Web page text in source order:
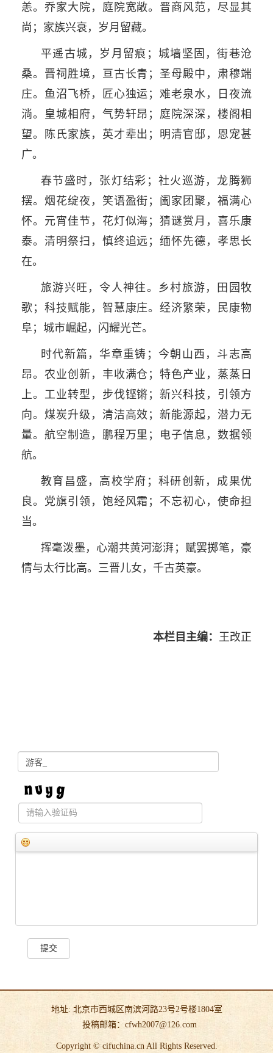
恙。乔家大院，庭院宽敞。晋商风范，尽显其
尚；家族兴衰，岁月留藏。
平遥古城，岁月留痕；城墙坚固，街巷沧
桑。晋祠胜境，亘古长青；圣母殿中，肃穆端
庄。鱼沼飞桥，匠心独运；难老泉水，日夜流
淌。皇城相府，气势轩昂；庭院深深，楼阁相
望。陈氏家族，英才辈出；明清官邸，恩宠甚
广。
春节盛时，张灯结彩；社火巡游，龙腾狮
摆。烟花绽夜，笑语盈街；阖家团聚，福满心
怀。元宵佳节，花灯似海；猜谜赏月，喜乐康
泰。清明祭扫，慎终追远；缅怀先德，孝思长
在。
旅游兴旺，令人神往。乡村旅游，田园牧
歌；科技赋能，智慧康庄。经济繁荣，民康物
阜；城市崛起，闪耀光芒。
时代新篇，华章重铸；今朝山西，斗志高
昂。农业创新，丰收满仓；特色产业，蒸蒸日
上。工业转型，步伐铿锵；新兴科技，引领方
向。煤炭升级，清洁高效；新能源起，潜力无
量。航空制造，鹏程万里；电子信息，数据领
航。
教育昌盛，高校学府；科研创新，成果优
良。党旗引领，饱经风霜；不忘初心，使命担
当。
挥毫泼墨，心潮共黄河澎湃；赋罢掷笔，豪
情与太行比高。三晋儿女，千古英豪。
本栏目主编： 王改正
提交
地址: 北京市西城区南滨河路23号2号楼1804室
投稿邮箱：cfwh2007@126.com
Copyright © cifuchina.cn All Rights Reserved.